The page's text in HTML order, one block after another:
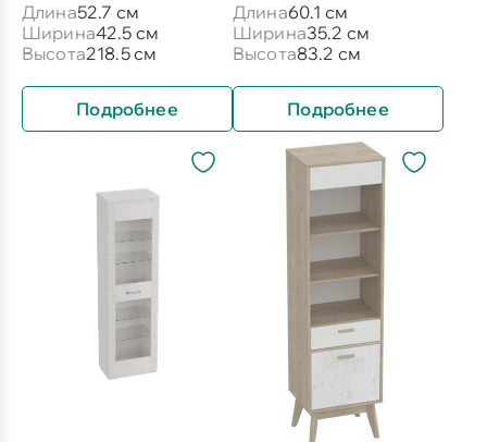
Длина52.7 см
Ширина42.5 см
Высота218.5 см
Подробнее
Длина60.1 см
Ширина35.2 см
Высота83.2 см
Подробнее